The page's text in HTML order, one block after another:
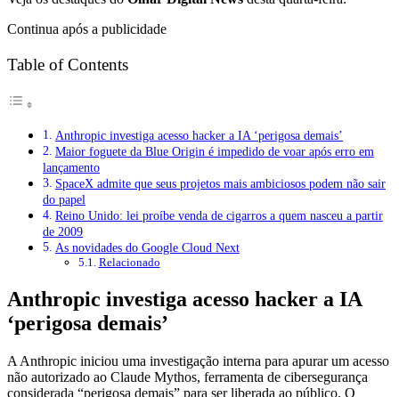
Continua após a publicidade
Table of Contents
Anthropic investiga acesso hacker a IA ‘perigosa demais’
Maior foguete da Blue Origin é impedido de voar após erro em
lançamento
SpaceX admite que seus projetos mais ambiciosos podem não sair
do papel
Reino Unido: lei proíbe venda de cigarros a quem nasceu a partir
de 2009
As novidades do Google Cloud Next
Relacionado
Anthropic investiga acesso hacker a IA
‘perigosa demais’
A Anthropic iniciou uma investigação interna para apurar um acesso
não autorizado ao Claude Mythos, ferramenta de cibersegurança
considerada “perigosa demais” para ser liberada ao público. O